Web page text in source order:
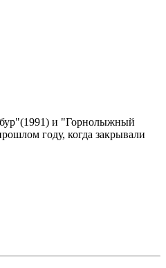
и "Горнолыжный
году, когда закрывали